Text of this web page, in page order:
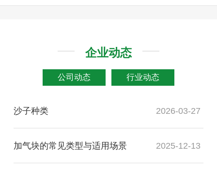
企业动态
公司动态 行业动态
沙子种类 2026-03-27
加气块的常见类型与适用场景 2025-12-13